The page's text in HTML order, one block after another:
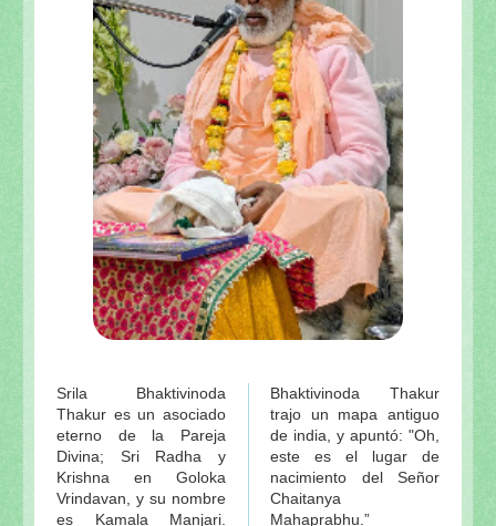
Glorificación de Sri Radha
GOPIS
Sobre Lalita devi ó Lalita sakhi - 1ª
Sobre Lalita devi ó Lalita sakhi - 2ª
Sri Vrindavan-dham
En el camino a Sri Vrindavan-dham 1º de Visuddha-
En el camino a Sri Vrindavan-dham 2º de Visuddha-
INDICE de NOTAS
Visuddha-sattva Das - NOTAS VAISHNAVAS
Srila Bhaktivinoda
Thakur es un asociado
eterno de la Pareja
Divina; Sri Radha y
Krishna en Goloka
Vrindavan, y su nombre
es Kamala Manjari.
Bhaktivinoda Thakur
trajo un mapa antiguo
de india, y apuntó: "Oh,
este es el lugar de
nacimiento del Señor
Chaitanya
Mahaprabhu.”